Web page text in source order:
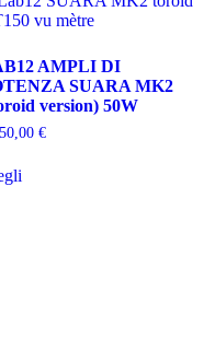
Le
opzioni
essere
scelte
nella
pagina
prodotto
AMPLI DI
SUARA MK2
version) 50W
€
prodotto